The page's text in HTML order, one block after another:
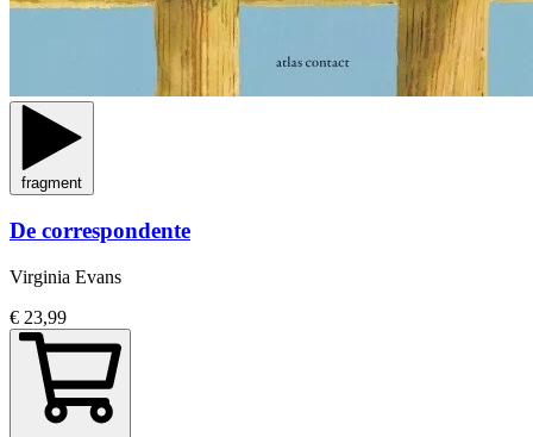
fragment
De correspondente
Virginia Evans
€ 23,99